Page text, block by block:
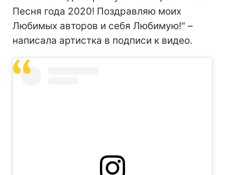
Песня года 2020! Поздравляю моих
Любимых авторов и себя Любимую!" –
написала артистка в подписи к видео.